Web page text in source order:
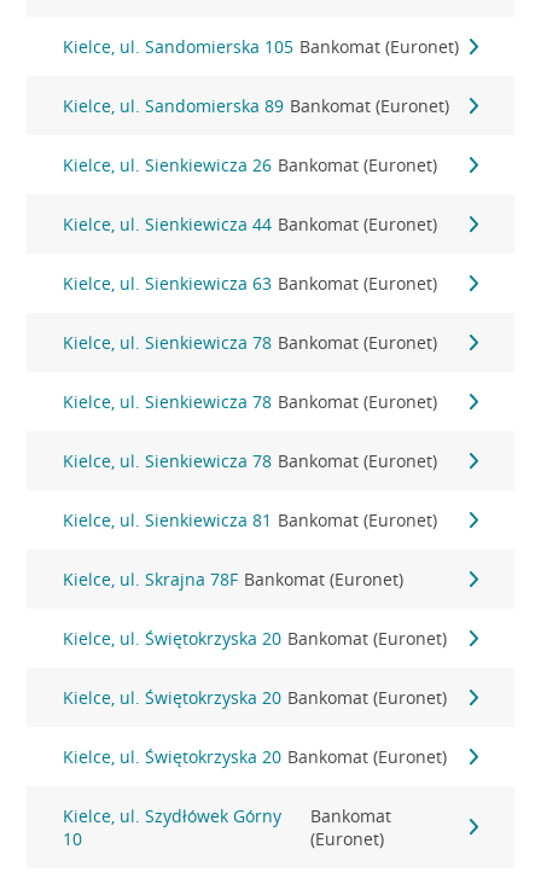
Kielce, ul. Sandomierska 105 Bankomat (Euronet)
Kielce, ul. Sandomierska 89 Bankomat (Euronet)
Kielce, ul. Sienkiewicza 26 Bankomat (Euronet)
Kielce, ul. Sienkiewicza 44 Bankomat (Euronet)
Kielce, ul. Sienkiewicza 63 Bankomat (Euronet)
Kielce, ul. Sienkiewicza 78 Bankomat (Euronet)
Kielce, ul. Sienkiewicza 78 Bankomat (Euronet)
Kielce, ul. Sienkiewicza 78 Bankomat (Euronet)
Kielce, ul. Sienkiewicza 81 Bankomat (Euronet)
Kielce, ul. Skrajna 78F Bankomat (Euronet)
Kielce, ul. Świętokrzyska 20 Bankomat (Euronet)
Kielce, ul. Świętokrzyska 20 Bankomat (Euronet)
Kielce, ul. Świętokrzyska 20 Bankomat (Euronet)
Kielce, ul. Szydłówek Górny
10
Bankomat
(Euronet)